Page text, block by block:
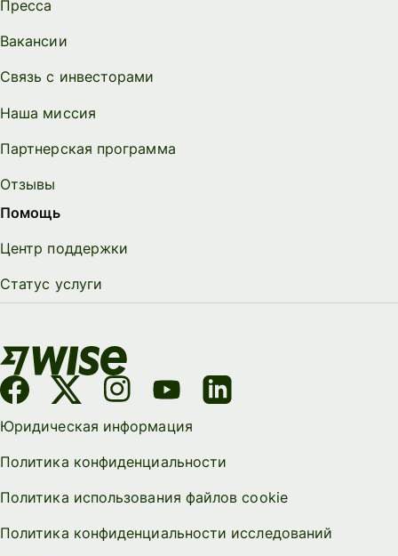
Пресса
Вакансии
Связь с инвесторами
Наша миссия
Партнерская программа
Отзывы
Помощь
Центр поддержки
Статус услуги
Юридическая информация
Политика конфиденциальности
Политика использования файлов cookie
Политика конфиденциальности исследований